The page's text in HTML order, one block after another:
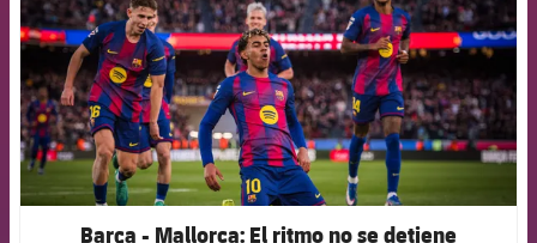
Barça - Mallorca: El ritmo no se detiene